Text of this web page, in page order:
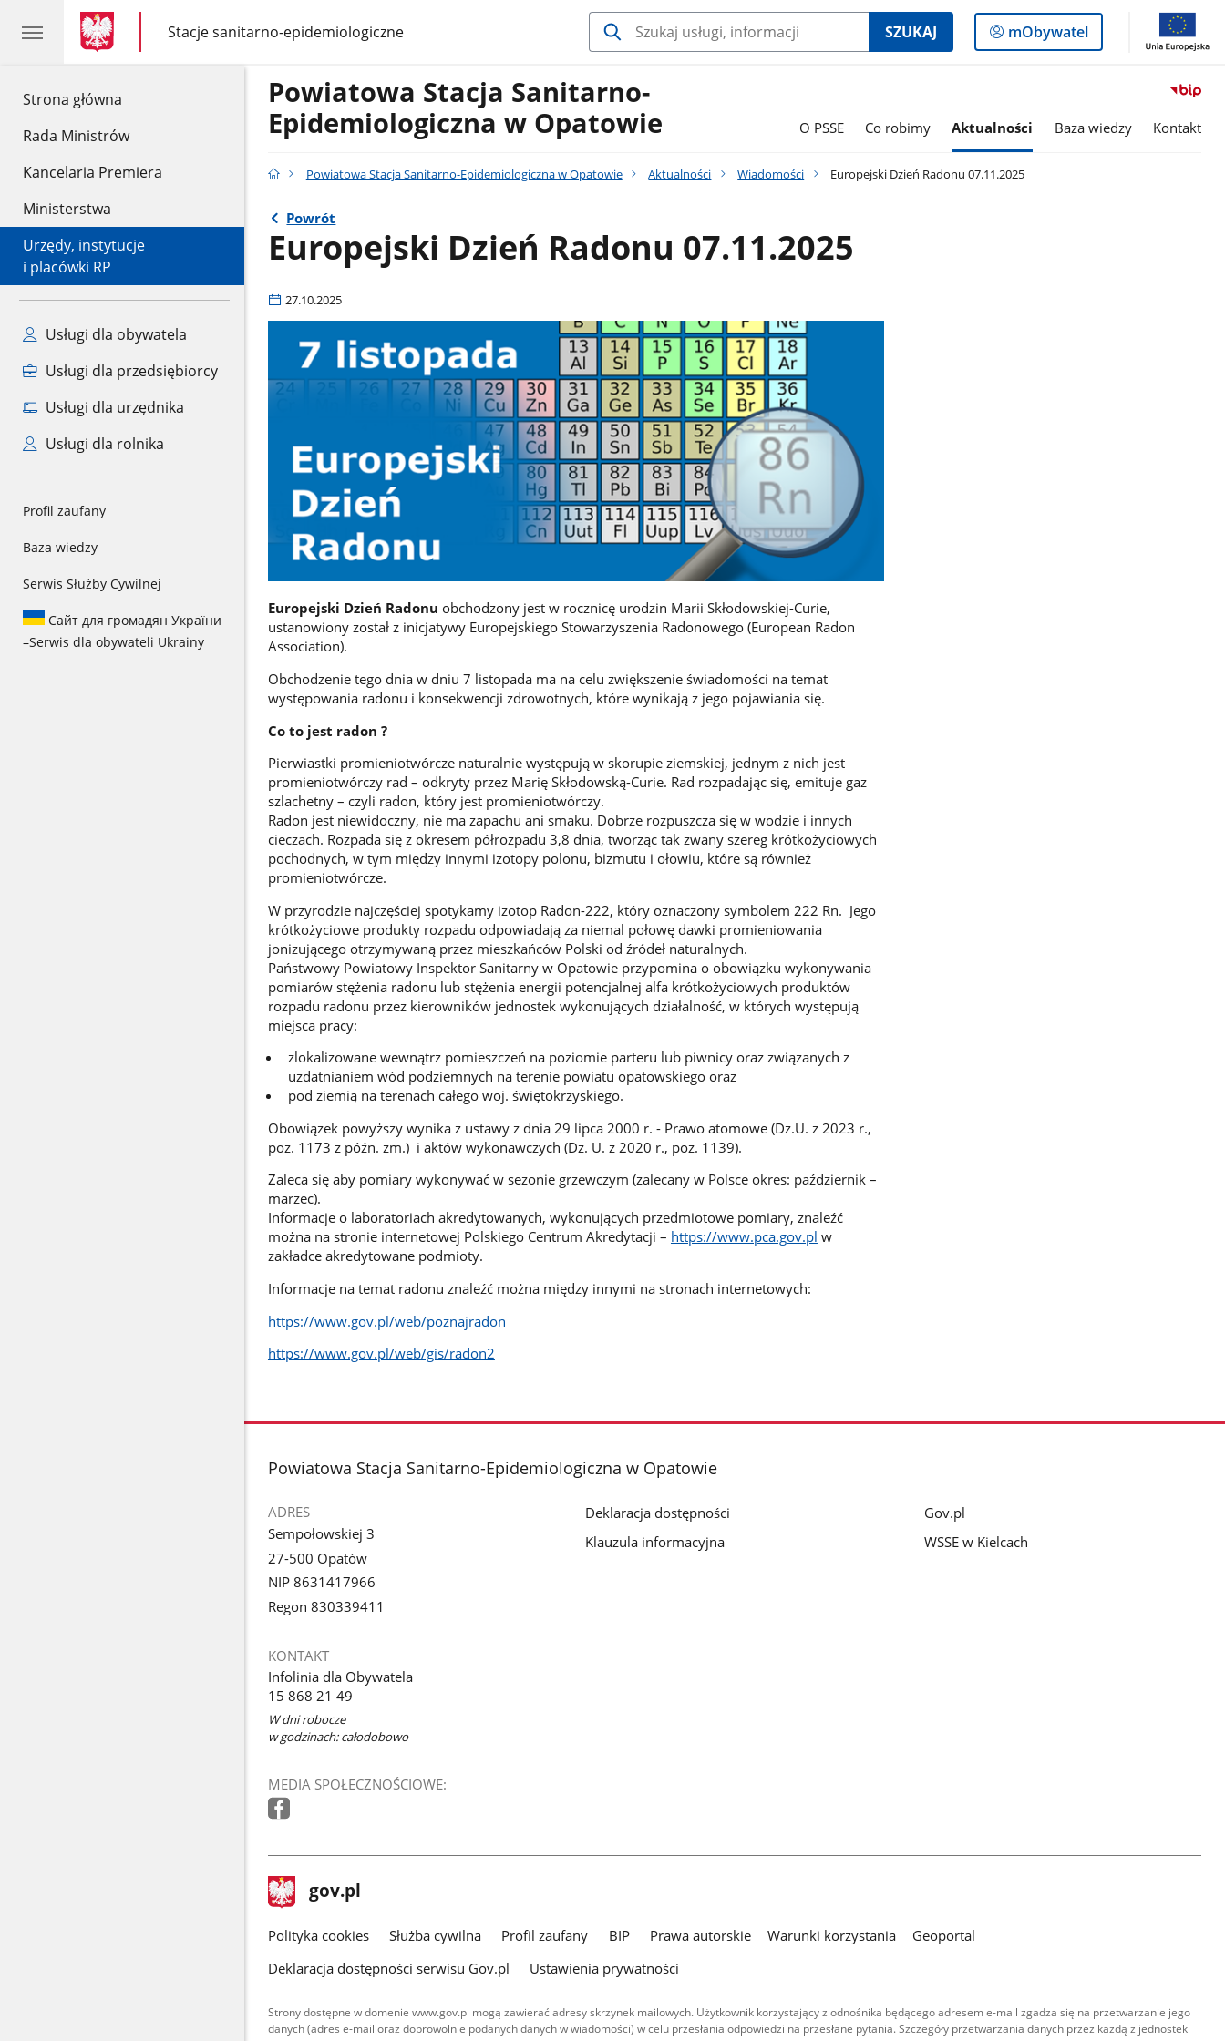
Strona główna
Rada Ministrów
Kancelaria Premiera
Ministerstwa
Urzędy, instytucje
i placówki RP
Usługi dla obywatela
Usługi dla przedsiębiorcy
Usługi dla urzędnika
Usługi dla rolnika
Profil zaufany
Baza wiedzy
Serwis Służby Cywilnej
Сайт для громадян України
–Serwis dla obywateli Ukrainy
gov.pl
gov.pl
Stacje sanitarno-epidemiologiczne
gov.pl
Stacje
sanitarno-
epidemiologiczne
SZUKAJ
Logowanie
do
mObywatel
Powiatowa Stacja Sanitarno-
Epidemiologiczna w Opatowie
O PSSE Co robimy Aktualności Baza wiedzy Kontakt
Powiatowa Stacja Sanitarno-Epidemiologiczna w Opatowie Aktualności Wiadomości Europejski Dzień Radonu 07.11.2025
Powrót
Europejski Dzień Radonu 07.11.2025
27.10.2025
Europejski Dzień Radonu obchodzony jest w rocznicę urodzin Marii Skłodowskiej-Curie,
ustanowiony został z inicjatywy Europejskiego Stowarzyszenia Radonowego (European Radon
Association).
Obchodzenie tego dnia w dniu 7 listopada ma na celu zwiększenie świadomości na temat
występowania radonu i konsekwencji zdrowotnych, które wynikają z jego pojawiania się.
Co to jest radon ?
Pierwiastki promieniotwórcze naturalnie występują w skorupie ziemskiej, jednym z nich jest
promieniotwórczy rad – odkryty przez Marię Skłodowską-Curie. Rad rozpadając się, emituje gaz
szlachetny – czyli radon, który jest promieniotwórczy.
Radon jest niewidoczny, nie ma zapachu ani smaku. Dobrze rozpuszcza się w wodzie i innych
cieczach. Rozpada się z okresem półrozpadu 3,8 dnia, tworząc tak zwany szereg krótkożyciowych
pochodnych, w tym między innymi izotopy polonu, bizmutu i ołowiu, które są również
promieniotwórcze.
W przyrodzie najczęściej spotykamy izotop Radon-222, który oznaczony symbolem 222 Rn. Jego
krótkożyciowe produkty rozpadu odpowiadają za niemal połowę dawki promieniowania
jonizującego otrzymywaną przez mieszkańców Polski od źródeł naturalnych.
Państwowy Powiatowy Inspektor Sanitarny w Opatowie przypomina o obowiązku wykonywania
pomiarów stężenia radonu lub stężenia energii potencjalnej alfa krótkożyciowych produktów
rozpadu radonu przez kierowników jednostek wykonujących działalność, w których występują
miejsca pracy:
zlokalizowane wewnątrz pomieszczeń na poziomie parteru lub piwnicy oraz związanych z
uzdatnianiem wód podziemnych na terenie powiatu opatowskiego oraz
pod ziemią na terenach całego woj. świętokrzyskiego.
Obowiązek powyższy wynika z ustawy z dnia 29 lipca 2000 r. - Prawo atomowe (Dz.U. z 2023 r.,
poz. 1173 z późn. zm.) i aktów wykonawczych (Dz. U. z 2020 r., poz. 1139).
Zaleca się aby pomiary wykonywać w sezonie grzewczym (zalecany w Polsce okres: październik –
marzec).
Informacje o laboratoriach akredytowanych, wykonujących przedmiotowe pomiary, znaleźć
można na stronie internetowej Polskiego Centrum Akredytacji – https://www.pca.gov.pl w
zakładce akredytowane podmioty.
Informacje na temat radonu znaleźć można między innymi na stronach internetowych:
https://www.gov.pl/web/poznajradon
https://www.gov.pl/web/gis/radon2
stopka
Powiatowa Stacja Sanitarno-Epidemiologiczna w Opatowie
ADRES
Sempołowskiej 3
27-500 Opatów
NIP 8631417966
Regon 830339411
KONTAKT
Infolinia dla Obywatela
15 868 21 49
W dni robocze
w godzinach: całodobowo-
MEDIA SPOŁECZNOŚCIOWE:
Deklaracja dostępności
Klauzula informacyjna
Gov.pl
WSSE w Kielcach
stopka
gov.pl Strona
gov.pl
gov.pl
Polityka cookies Służba cywilna Profil zaufany BIP Prawa autorskie Warunki korzystania
Geoportal
Deklaracja dostępności serwisu Gov.pl
Ustawienia prywatności
Strony dostępne w domenie www.gov.pl mogą zawierać adresy skrzynek mailowych. Użytkownik korzystający z odnośnika będącego adresem e-mail zgadza się na przetwarzanie jego
danych (adres e-mail oraz dobrowolnie podanych danych w wiadomości) w celu przesłania odpowiedzi na przesłane pytania. Szczegóły przetwarzania danych przez każdą z jednostek